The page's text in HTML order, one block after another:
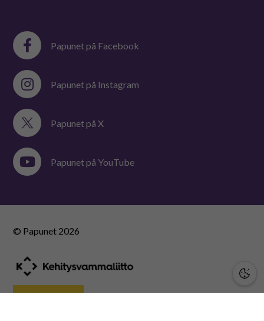
Papunet på Facebook
Papunet på Instagram
Papunet på X
Papunet på YouTube
© Papunet 2026